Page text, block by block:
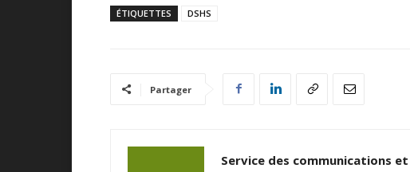
ÉTIQUETTES DSHS
Partager
Service des communications